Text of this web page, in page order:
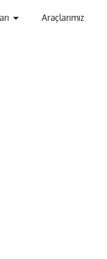
Araçlarımız